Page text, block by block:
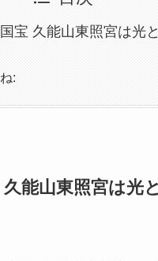
宝 久能山東照宮は光
:
能山東照宮は光